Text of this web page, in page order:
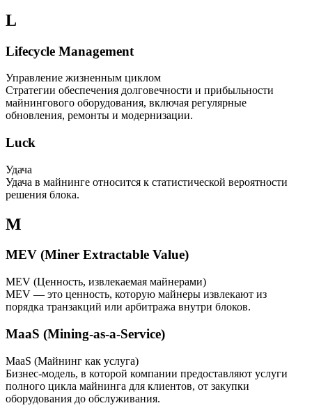
L
Lifecycle Management
Управление жизненным циклом
Стратегии обеспечения долговечности и прибыльности
майнингового оборудования, включая регулярные
обновления, ремонты и модернизации.
Luck
Удача
Удача в майнинге относится к статистической вероятности
решения блока.
M
MEV (Miner Extractable Value)
MEV (Ценность, извлекаемая майнерами)
MEV — это ценность, которую майнеры извлекают из
порядка транзакций или арбитража внутри блоков.
MaaS (Mining-as-a-Service)
MaaS (Майнинг как услуга)
Бизнес-модель, в которой компании предоставляют услуги
полного цикла майнинга для клиентов, от закупки
оборудования до обслуживания.